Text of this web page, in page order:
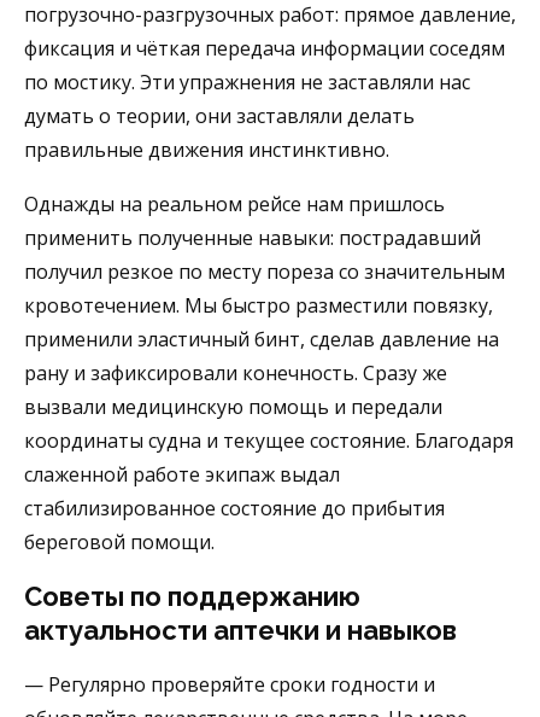
погрузочно-разгрузочных работ: прямое давление,
фиксация и чёткая передача информации соседям
по мостику. Эти упражнения не заставляли нас
думать о теории, они заставляли делать
правильные движения инстинктивно.
Однажды на реальном рейсе нам пришлось
применить полученные навыки: пострадавший
получил резкое по месту пореза со значительным
кровотечением. Мы быстро разместили повязку,
применили эластичный бинт, сделав давление на
рану и зафиксировали конечность. Сразу же
вызвали медицинскую помощь и передали
координаты судна и текущее состояние. Благодаря
слаженной работе экипаж выдал
стабилизированное состояние до прибытия
береговой помощи.
Советы по поддержанию
актуальности аптечки и навыков
— Регулярно проверяйте сроки годности и